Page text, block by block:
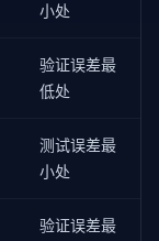
小处
验证误差最
低处
测试误差最
小处
验证误差最